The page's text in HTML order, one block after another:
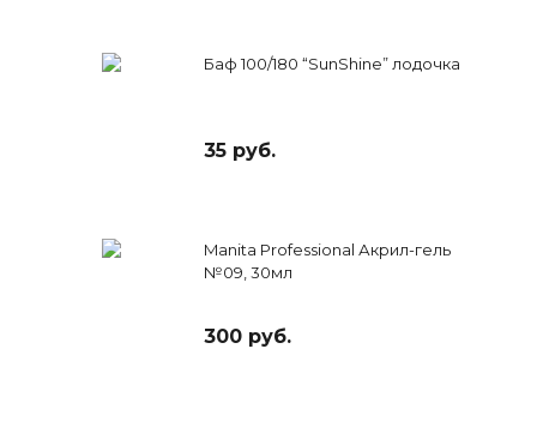
Баф 100/180 “SunShine” лодочка
35 руб.
Manita Professional Акрил-гель
№09, 30мл
300 руб.